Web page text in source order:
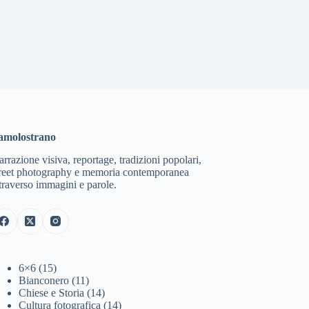
visiva, reportage, tradizioni popolari,
photography e memoria contemporanea
immagini e parole.
6×6 (15)
Bianconero (11)
Chiese e Storia (14)
Cultura fotografica (14)